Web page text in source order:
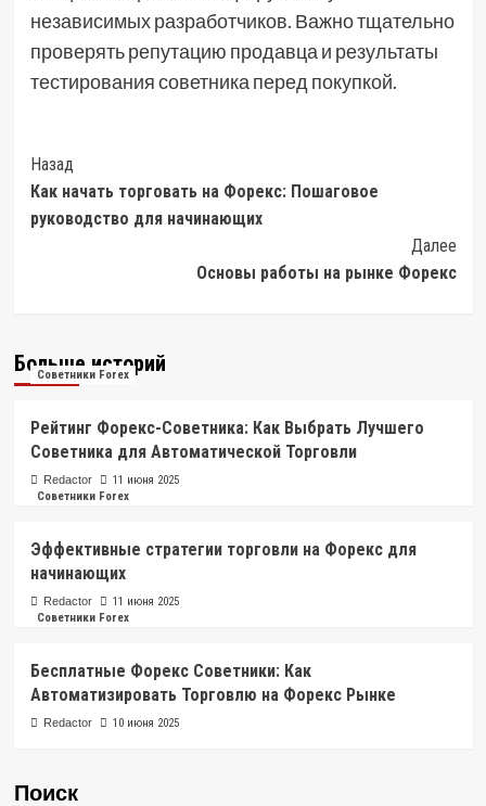
независимых разработчиков. Важно тщательно
проверять репутацию продавца и результаты
тестирования советника перед покупкой.
Post
Navigation
Назад
Как начать торговать на Форекс: Пошаговое
руководство для начинающих
Далее
Основы работы на рынке Форекс
Больше историй
Советники Forex
Рейтинг Форекс-Советника: Как Выбрать Лучшего
Советника для Автоматической Торговли
Redactor
11 июня 2025
Советники Forex
Эффективные стратегии торговли на Форекс для
начинающих
Redactor
11 июня 2025
Советники Forex
Бесплатные Форекс Советники: Как
Автоматизировать Торговлю на Форекс Рынке
Redactor 10 июня 2025
Поиск